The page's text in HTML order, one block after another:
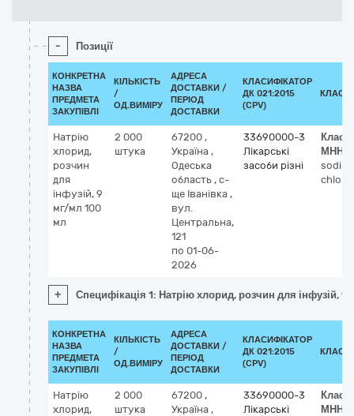
- Позиції
КОНКРЕТНА
НАЗВА
ПРЕДМЕТА
ЗАКУПІВЛІ
КІЛЬКІСТЬ
/
ОД.ВИМІРУ
АДРЕСА
ДОСТАВКИ /
ПЕРІОД
ДОСТАВКИ
КЛАСИФІКАТОР
ДК 021:2015
(CPV)
Натрію
хлорид,
розчин
для
інфузій, 9
мг/мл 100
мл
2 000
штука
67200 ,
Україна ,
Одеська
область , с-
ще Іванівка ,
вул.
Центральна,
121
по 01-06-
2026
33690000-3
Лікарські
засоби різні
МНН
+ Специфікація 1: Натрію хлорид, розчин для інфузій,
КОНКРЕТНА
НАЗВА
ПРЕДМЕТА
ЗАКУПІВЛІ
КІЛЬКІСТЬ
/
ОД.ВИМІРУ
АДРЕСА
ДОСТАВКИ /
ПЕРІОД
ДОСТАВКИ
КЛАСИФІКАТОР
ДК 021:2015
(CPV)
Натрію
хлорид,
2 000
штука
67200 ,
Україна ,
33690000-3
Лікарські
МНН